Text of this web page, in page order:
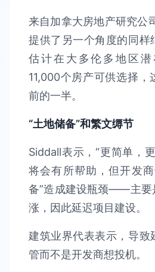
来自加拿大房地产研究公
提供了另一个角度的同样
估计在大多伦多地区
11,000个房产可供选择，
前的一半。
“土地储备”和繁文缛节
Siddall表示，“更简单，
将会有所帮助，但开发
备”造成建设瓶颈——主要
涨，因此延迟项目建设。
建筑业界代表表示，导致
管而不是开发商想投机。